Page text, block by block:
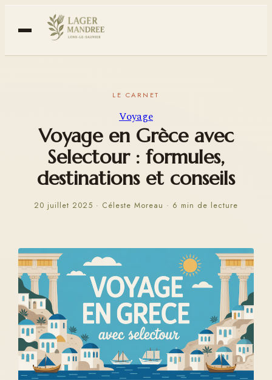
Voyage
Voyage en Grèce avec
Selectour : formules,
destinations et conseils
20 juillet 2025 · Céleste Moreau · 6 min de lecture